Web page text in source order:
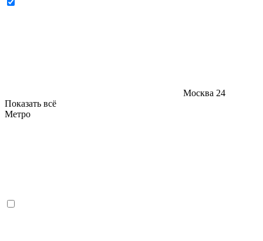
Москва 24
Показать всё
Метро